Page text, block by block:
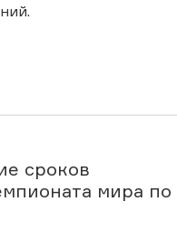
сроков
мира по